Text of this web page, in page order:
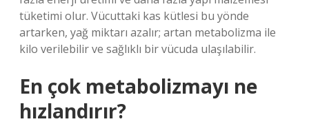
tüketimi olur. Vücuttaki kas kütlesi bu yönde
artarken, yağ miktarı azalır; artan metabolizma ile
kilo verilebilir ve sağlıklı bir vücuda ulaşılabilir.
En çok metabolizmayı ne
hızlandırır?